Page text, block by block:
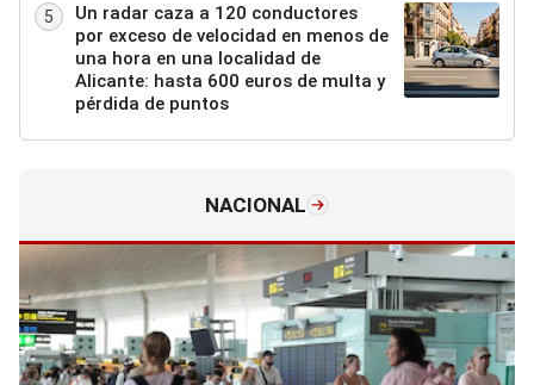
5
Un radar caza a 120 conductores
por exceso de velocidad en menos de
una hora en una localidad de
Alicante: hasta 600 euros de multa y
pérdida de puntos
NACIONAL